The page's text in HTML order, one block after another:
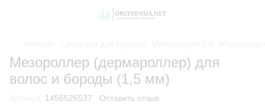
Мезороллер (дермароллер) для
волос и бороды (1,5 мм)
1456526537 Оставить отзыв